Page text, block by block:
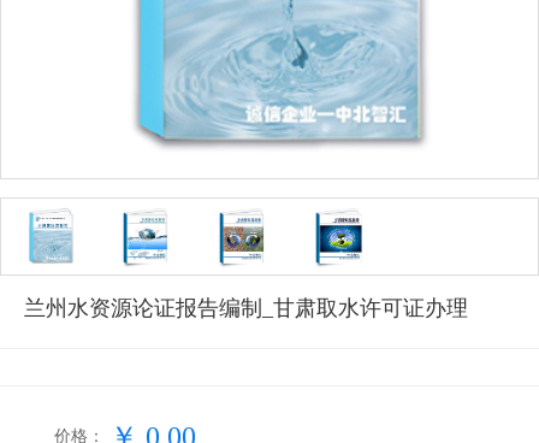
兰州水资源论证报告编制_甘肃取水许可证办理
价格：